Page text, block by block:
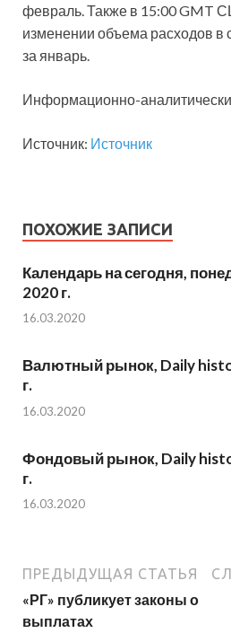
февраль. Также в 15:00 GMT
изменении объема расходов в
за январь.
Информационно-
Источник: Источник
ПОХОЖИЕ ЗАПИСИ
Календарь на сегодня,
2020 г.
16.03.2020
Валютный рынок, Daily
г.
16.03.2020
Фондовый рынок, Daily
г.
16.03.2020
ПРЕДЫДУЩАЯ СТАТЬЯ
«РГ» публикует законы о
выплатах